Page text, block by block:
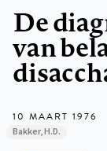
De
van
10 MAART 1976
Bakker, H.D.